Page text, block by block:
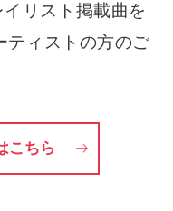
リスト掲載曲を
ティストの方のご
こちら